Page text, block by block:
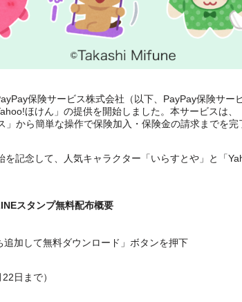
保険サービス株式会社（以下、PayPay保険サー
ほけん」の提供を開始しました。本サービスは
」から簡単な操作で保険加入・保険金の請求までを完
記念して、人気キャラクター「いらすとや」と「
スタンプ無料配布概要
加して無料ダウンロード」ボタンを押下
日まで）